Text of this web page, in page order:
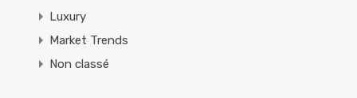
Luxury
Market Trends
Non classé